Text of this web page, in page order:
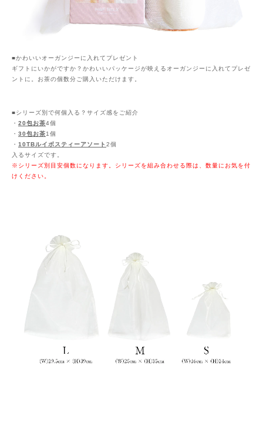
■かわいいオーガンジーに入れてプレゼント
ギフトにいかがですか？かわいいパッケージが映えるオーガンジーに入れてプレゼ
ントに。お茶の個数分ご購入いただけます。
■シリーズ別で何個入る？サイズ感をご紹介
・ 20包お茶4個
・ 30包お茶1個
・ 10TBルイボスティーアソート 2個
入るサイズです。
※シリーズ別目安個数になります。シリーズを組み合わせる際は、数量にお気を付
けください。